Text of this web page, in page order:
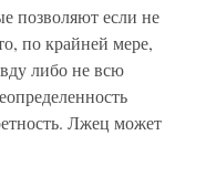
позволяют если не
по крайней мере,
либо не всю
Лжец может